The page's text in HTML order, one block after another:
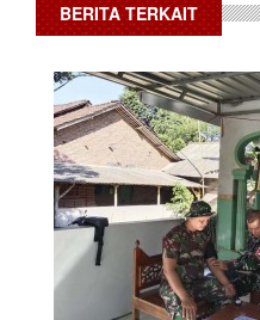
BERITA TERKAIT